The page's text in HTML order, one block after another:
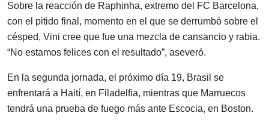
Sobre la reacción de Raphinha, extremo del FC Barcelona,
con el pitido final, momento en el que se derrumbó sobre el
césped, Vini cree que fue una mezcla de cansancio y rabia.
“No estamos felices con el resultado”, aseveró.
En la segunda jornada, el próximo día 19, Brasil se
enfrentará a Haití, en Filadelfia, mientras que Marruecos
tendrá una prueba de fuego más ante Escocia, en Boston.